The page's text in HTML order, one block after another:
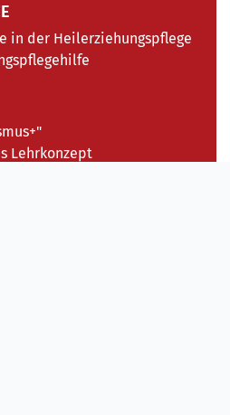
in der Heilerziehungspflege
Lehrkonzept